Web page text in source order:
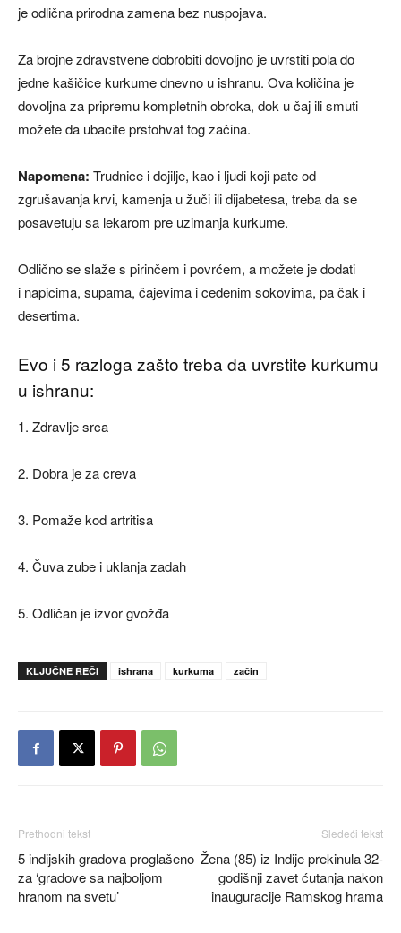
je odlična prirodna zamena bez nuspojava.
Za brojne zdravstvene dobrobiti dovoljno je uvrstiti pola do
jedne kašičice kurkume dnevno u ishranu. Ova količina je
dovoljna za pripremu kompletnih obroka, dok u čaj ili smuti
možete da ubacite prstohvat tog začina.
Napomena: Trudnice i dojilje, kao i ljudi koji pate od
zgrušavanja krvi, kamenja u žuči ili dijabetesa, treba da se
posavetuju sa lekarom pre uzimanja kurkume.
Odlično se slaže s pirinčem i povrćem, a možete je dodati
i napicima, supama, čajevima i ceđenim sokovima, pa čak i
desertima.
Evo i 5 razloga zašto treba da uvrstite kurkumu
u ishranu:
1. Zdravlje srca
2. Dobra je za creva
3. Pomaže kod artritisa
4. Čuva zube i uklanja zadah
5. Odličan je izvor gvožđa
KLJUČNE REČI ishrana kurkuma začin
Prethodni tekst
5 indijskih gradova proglašeno
za ‘gradove sa najboljom
hranom na svetu’
Sledeći tekst
Žena (85) iz Indije prekinula 32-
godišnji zavet ćutanja nakon
inauguracije Ramskog hrama